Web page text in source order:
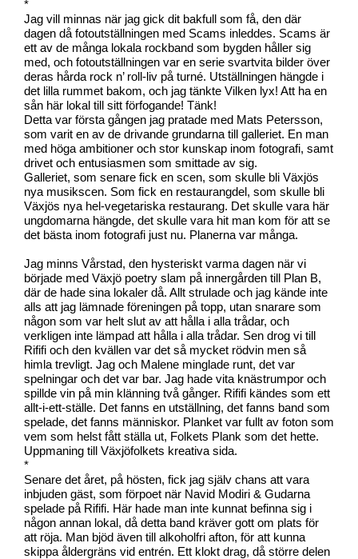
*
Jag vill minnas när jag gick dit bakfull som få, den där
dagen då fotoutställningen med Scams inleddes. Scams är
ett av de många lokala rockband som bygden håller sig
med, och fotoutställningen var en serie svartvita bilder över
deras hårda rock n’ roll-liv på turné. Utställningen hängde i
det lilla rummet bakom, och jag tänkte Vilken lyx! Att ha en
sån här lokal till sitt förfogande! Tänk!
Detta var första gången jag pratade med Mats Petersson,
som varit en av de drivande grundarna till galleriet. En man
med höga ambitioner och stor kunskap inom fotografi, samt
drivet och entusiasmen som smittade av sig.
Galleriet, som senare fick en scen, som skulle bli Växjös
nya musikscen. Som fick en restaurangdel, som skulle bli
Växjös nya hel-vegetariska restaurang. Det skulle vara här
ungdomarna hängde, det skulle vara hit man kom för att se
det bästa inom fotografi just nu. Planerna var många.
Jag minns Vårstad, den hysteriskt varma dagen när vi
började med Växjö poetry slam på innergården till Plan B,
där de hade sina lokaler då. Allt strulade och jag kände inte
alls att jag lämnade föreningen på topp, utan snarare som
någon som var helt slut av att hålla i alla trådar, och
verkligen inte lämpad att hålla i alla trådar. Sen drog vi till
Rififi och den kvällen var det så mycket rödvin men så
himla trevligt. Jag och Malene minglade runt, det var
spelningar och det var bar. Jag hade vita knästrumpor och
spillde vin på min klänning två gånger. Rififi kändes som ett
allt-i-ett-ställe. Det fanns en utställning, det fanns band som
spelade, det fanns människor. Planket var fullt av foton som
vem som helst fått ställa ut, Folkets Plank som det hette.
Uppmaning till Växjöfolkets kreativa sida.
*
Senare det året, på hösten, fick jag själv chans att vara
inbjuden gäst, som förpoet när Navid Modiri & Gudarna
spelade på Rififi. Här hade man inte kunnat befinna sig i
någon annan lokal, då detta band kräver gott om plats för
att röja. Man bjöd även till alkoholfri afton, för att kunna
skippa åldergräns vid entrén. Ett klokt drag, då större delen